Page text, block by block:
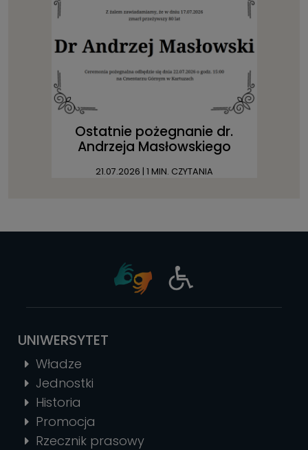
Ostatnie pożegnanie dr.
Andrzeja Masłowskiego
21.07.2026 | 1 MIN. CZYTANIA
UNIWERSYTET
Władze
Jednostki
Historia
Promocja
Rzecznik prasowy